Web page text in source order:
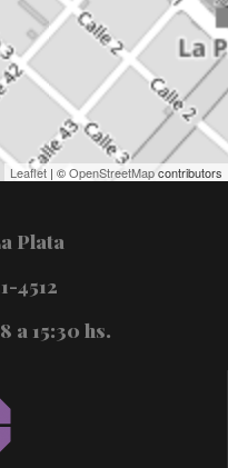
Leaflet | ©OpenStreetMapcontributors
Plata
4512
a 15:30 hs.